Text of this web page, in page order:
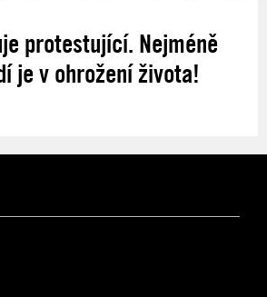
protestující. Nejméně
je v ohrožení života!